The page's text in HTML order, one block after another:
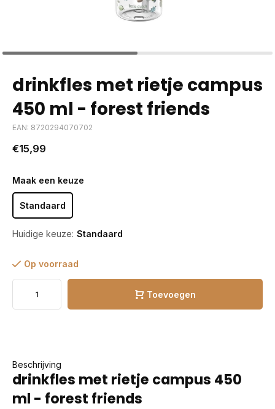
drinkfles met rietje campus
450 ml - forest friends
EAN: 8720294070702
€15,99
Maak een keuze
Standaard
Huidige keuze: Standaard
Op voorraad
Toevoegen
Beschrijving
drinkfles met rietje campus 450
ml - forest friends